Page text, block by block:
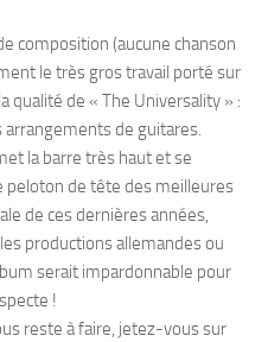
composition (aucune chanson
le très gros travail porté sur
qualité de « The Universality » :
arrangements de guitares.
la barre très haut et se
peloton de tête des meilleures
de ces dernières années,
productions allemandes ou
serait impardonnable pour
!
reste à faire, jetez-vous sur